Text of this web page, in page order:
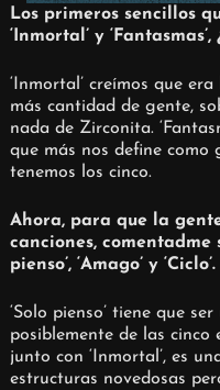
Los primeros sencillos
‘Inmortal’ y
‘Inmortal’ creímos que
más cantidad de gente,
nada de Zirconita.
que más nos define como
tenemos los cinco.
Ahora, para que la
canciones, comentadme
pienso’, ‘Amago’ y ‘Ciclo’.
‘Solo pienso’ tiene que
posiblemente de las cinco
junto con ‘Inmortal’, es
estructuras novedosas